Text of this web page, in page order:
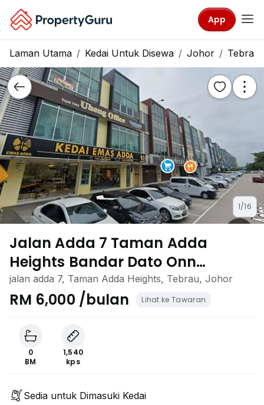
App
Laman Utama Kedai Untuk Disewa Johor Tebrau
1/16
Setia
Jalan Adda 7 Taman Adda
Heights Bandar Dato Onn
Perjiranan Tebing EDL Mount
Austin Daya Sagu Setia
jalan adda 7, Taman Adda Heights, Tebrau, Johor
RM 6,000 /bulan Lihat ke Tawaran
0
BM
1,540
kps
Sedia untuk Dimasuki Kedai